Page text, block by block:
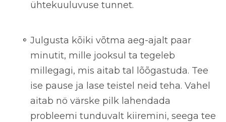
ühtekuuluvuse tunnet.
Julgusta kõiki võtma aeg-ajalt paar
minutit, mille jooksul ta tegeleb
millegagi, mis aitab tal lõõgastuda. Tee
ise pause ja lase teistel neid teha. Vahel
aitab nö värske pilk lahendada
probleemi tunduvalt kiiremini, seega tee